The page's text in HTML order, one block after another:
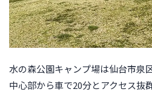
7-4｜ スパメッツァ仙台 竜泉
8｜ 【まとめ】近場でリーズナ
キャンプ場でした
水の森公園キャンプ場は仙台市泉
中心部から車で20分とアクセス抜